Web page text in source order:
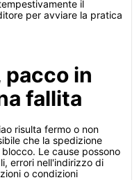
il
per avviare la pratica
pacco in
fallita
risulta fermo o non
che la spedizione
Le cause possono
errori nell'indirizzo di
o condizioni